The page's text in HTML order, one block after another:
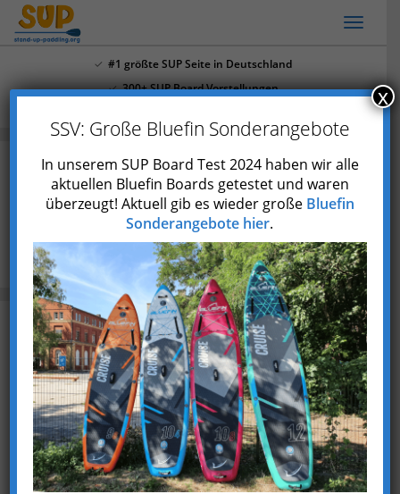
Skip
content
#1 größte SUP Seite in Deutschland
300+ SUP Board Vorstellungen
Die 20 größten Seen in Europa
Blog
Die 20 größten Seen in Europa (mit Fotos)
Zuletzt aktualisiert am 12. Dezember 2023
Europa ist nicht nur für seine beeindruckenden
Gebirge, Schlösser und kulturellen
Sehenswürdigkeiten bekannt.
Der Kontinent ist auch die Heimat einiger der
größten Seen.
SSV: Große Bluefin Sonderangebote
In unserem SUP Board Test 2024 haben wir alle
aktuellen Bluefin Boards getestet und waren
überzeugt! Aktuell gib es wieder große Bluefin
Sonderangebote hier.
x